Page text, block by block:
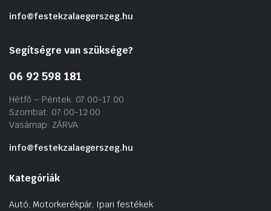
info@festekzalaegerszeg.hu
Segítségre van szüksége?
06 92 598 181
Hétfő – Péntek: 07:00-17:00
Szombat: 07:00-12:00
Vasárnap: ZÁRVA
info@festekzalaegerszeg.hu
Kategóriák
Autó, Motorkerékpár, Ipari festékek